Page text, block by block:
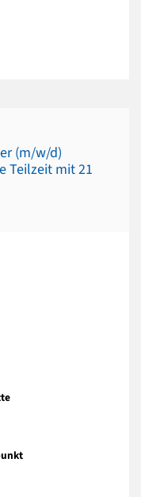
(m/w/d)
Teilzeit mit 21